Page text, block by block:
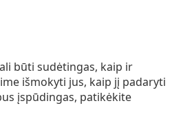
būti sudėtingas, kaip ir
išmokyti jus, kaip jį padaryti
įspūdingas, patikėkite